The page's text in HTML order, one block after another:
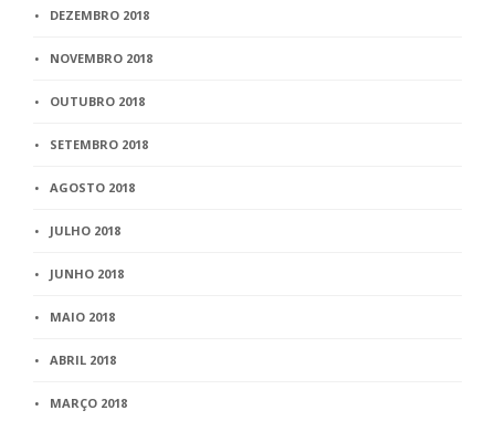
DEZEMBRO 2018
NOVEMBRO 2018
OUTUBRO 2018
SETEMBRO 2018
AGOSTO 2018
JULHO 2018
JUNHO 2018
MAIO 2018
ABRIL 2018
MARÇO 2018